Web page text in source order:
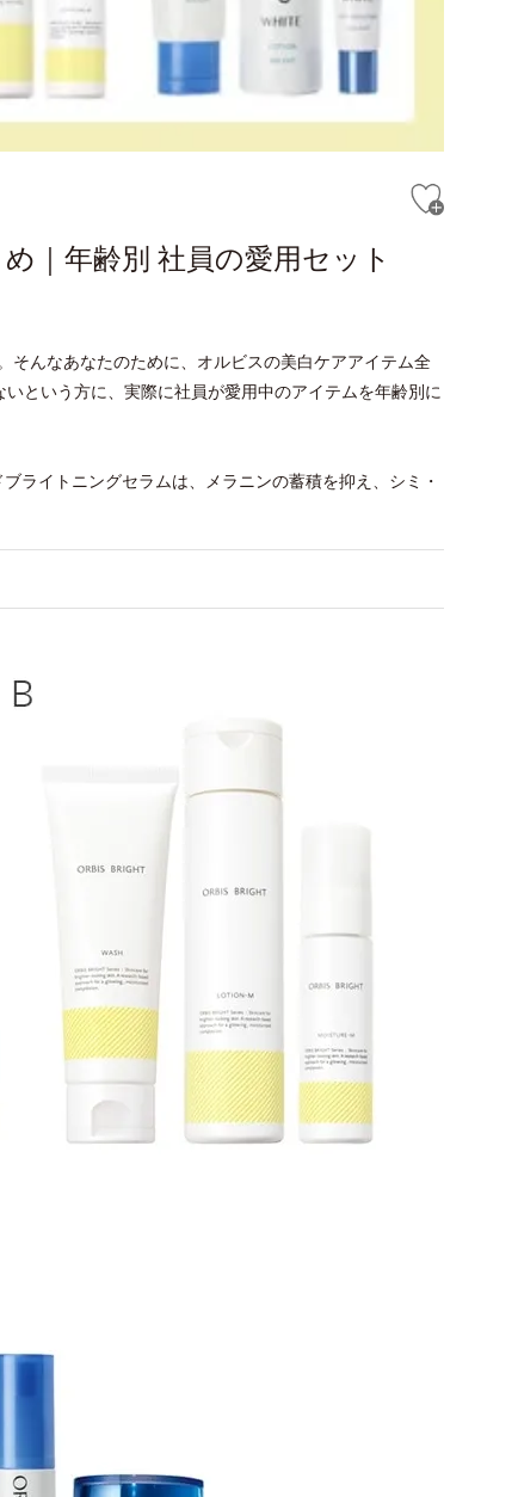
｜年齢別 社員の愛用セット
んなあなたのために、オルビスの美白ケアアイテム全
という方に、実際に社員が愛用中のアイテムを年齢別に
ライトニングセラムは、メラニンの蓄積を抑え、シミ・